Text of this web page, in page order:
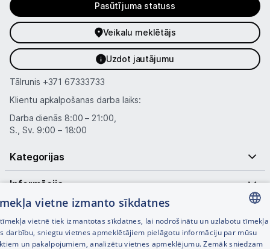
Pasūtījuma statuss
Veikalu meklētājs
Uzdot jautājumu
Tālrunis +371 67333733
Klientu apkalpošanas darba laiks:
Darba dienās 8:00 – 21:00,
S., Sv. 9:00 – 18:00
Kategorijas
Informācija
Noderīgas saites
LATVIAN
vietne izmanto sīkdatnes
vietnē tiek izmantotas sīkdatnes, lai nodrošinātu un uzlabotu tīmekļa
darbību, sniegtu vietnes apmeklētājiem pielāgotu informāciju par mūsu
un pakalpojumiem, analizētu vietnes apmeklējumu. Zemāk sniedzam